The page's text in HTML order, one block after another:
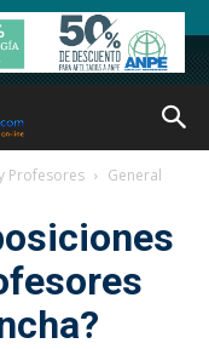
Profesores General